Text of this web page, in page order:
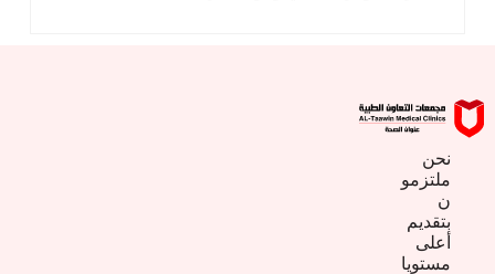
نحن
ملتزمو
ن
بتقديم
أعلى
مستويا